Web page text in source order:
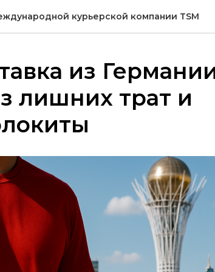
курьерской компании TSM
из
лишних трат и